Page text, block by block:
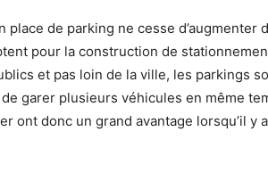
place de parking ne cesse
pour la construction de
et pas loin de la ville, les parkings
garer plusieurs véhicules en même
ont donc un grand avantage lorsqu’il y